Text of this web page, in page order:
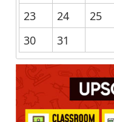
23
24 25
30
31